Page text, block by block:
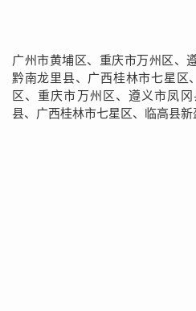
广州市黄埔区、重庆市万州区、
黔南龙里县、广西桂林市七星
区、重庆市万州区、遵义市凤
县、广西桂林市七星区、临高县新